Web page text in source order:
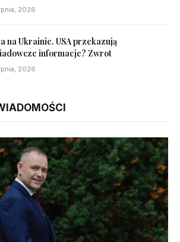
2026
na Ukrainie. USA przekazują
informacje? Zwrot
2026